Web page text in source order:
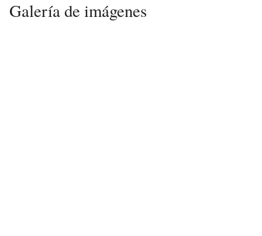
Galería de imágenes